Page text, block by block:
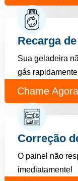
Recarga
Sua geladeira
gás
Chame Agora
Correção
O painel não
imediatamente!